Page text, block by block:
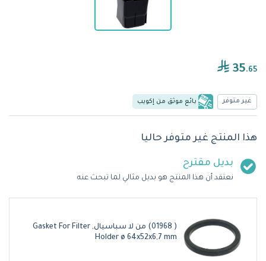
35.65
غير متوفر بائع موثق من إكويب
هذا المنتج غير متوفر حاليا
بديل مقترح
نعتقد أن هذا المنتج هو بديل مثالي لما تبحث عنه
( 01968) من لا سباسيال, Gasket For Filter
Holder ø 64x52x6,7 mm